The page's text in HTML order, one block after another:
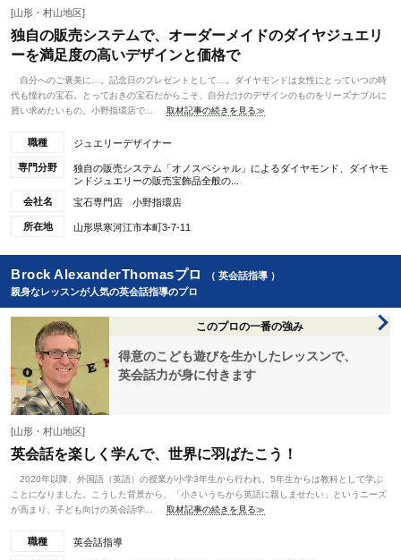
[山形・村山地区]
独自の販売システムで、オーダーメイドのダイヤジュエリ
ーを満足度の高いデザインと価格で
自分へのご褒美に…。記念日のプレゼントとして…。ダイヤモンドは女性にとっていつの時
代も憧れの宝石。とっておきの宝石だからこそ、自分だけのデザインのものをリーズナブルに
買い求めたいもの。小野指環店で...
取材記事の続きを見る≫
職種 ジュエリーデザイナー
専門分野
独自の販売システム「オノスペシャル」によるダイヤモンド、ダイヤモ
ンドジュエリーの販売宝飾品全般の...
会社名
宝石専門店 小野指環店
所在地 山形県寒河江市本町3-7-11
Brock AlexanderThomasプロ
（ 英会話指導 ）
親身なレッスンが人気の英会話指導のプロ
このプロの一番の強み
得意のこども遊びを生かしたレッスンで、
英会話力が身に付きます
[山形・村山地区]
英会話を楽しく学んで、世界に羽ばたこう！
2020年以降、外国語（英語）の授業が小学3年生から行われ、5年生からは教科として学ぶ
ことになりました。こうした背景から、「小さいうちから英語に親しませたい」というニーズ
が高まり、子ども向けの英会話学...
取材記事の続きを見る≫
職種 英会話指導